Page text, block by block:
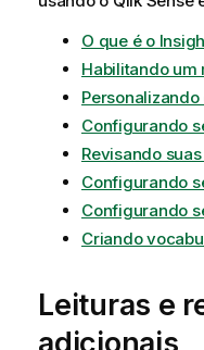
O que é o
Habilitando
Configurando
Revisando
Configurando
Configurando
Criando
Leituras e
adicionais